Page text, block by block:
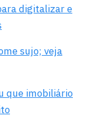
digitalizar e
sujo; veja
que imobiliário